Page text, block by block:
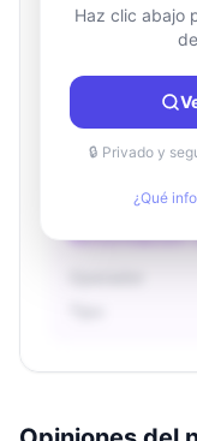
Información
País
Ciudad
Región
Información
Haz clic abajo
🔒 Privado y
¿Qué